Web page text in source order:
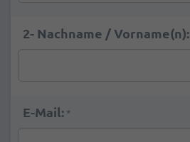
2- Nachname / Vorname(n):
E-Mail: *